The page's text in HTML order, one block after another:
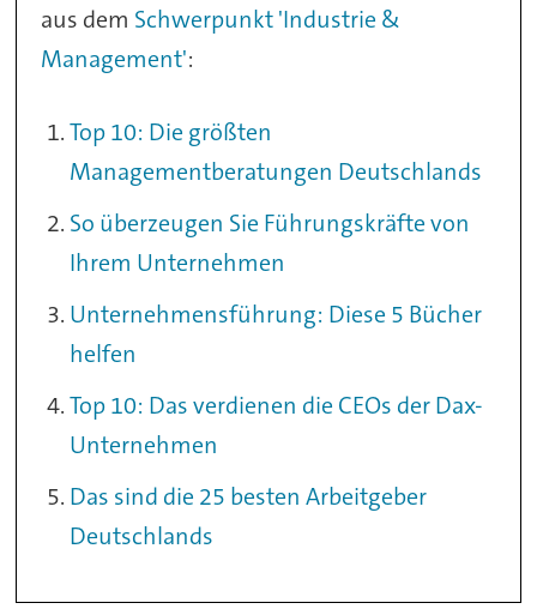
aus dem Schwerpunkt 'Industrie &
Management':
Top 10: Die größten
Managementberatungen Deutschlands
So überzeugen Sie Führungskräfte von
Ihrem Unternehmen
Unternehmensführung: Diese 5 Bücher
helfen
Top 10: Das verdienen die CEOs der Dax-
Unternehmen
Das sind die 25 besten Arbeitgeber
Deutschlands